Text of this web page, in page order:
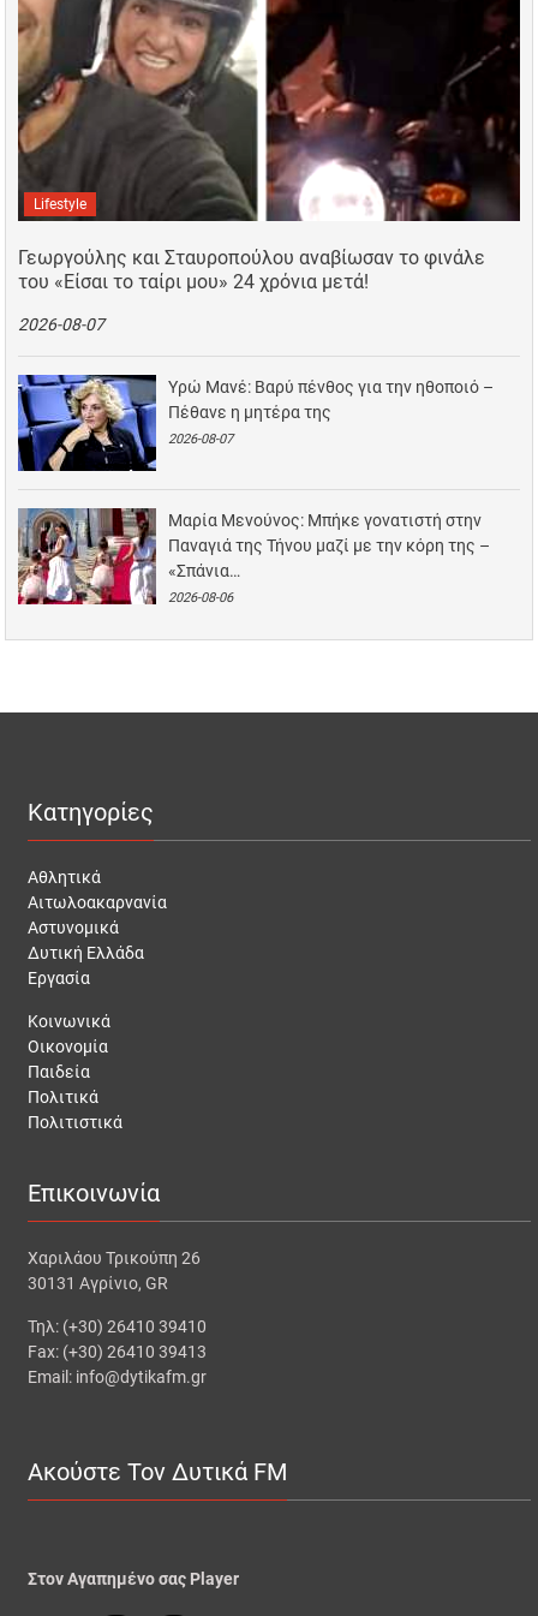
Lifestyle
Γεωργούλης και Σταυροπούλου αναβίωσαν το φινάλε
του «Είσαι το ταίρι μου» 24 χρόνια μετά!
2026-08-07
Υρώ Μανέ: Βαρύ πένθος για την ηθοποιό –
Πέθανε η μητέρα της
2026-08-07
Μαρία Μενούνος: Μπήκε γονατιστή στην
Παναγιά της Τήνου μαζί με την κόρη της –
«Σπάνια…
2026-08-06
Κατηγορίες
Αθλητικά
Αιτωλοακαρνανία
Αστυνομικά
Δυτική Ελλάδα
Εργασία
Κοινωνικά
Οικονομία
Παιδεία
Πολιτικά
Πολιτιστικά
Επικοινωνία
Χαριλάου Τρικούπη 26
30131 Αγρίνιο, GR
Τηλ: (+30) 26410 39410
Fax: (+30) 26410 39413
Email: info@dytikafm.gr
Ακούστε Τον Δυτικά FM
Στον Αγαπημένο σας Player